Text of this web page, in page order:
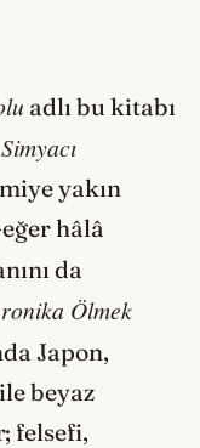
adlı bu kitabı
Simyacı
yakın
hâlâ
da
Ölmek
Japon,
beyaz
felsefi,